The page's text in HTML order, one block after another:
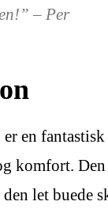
– Per
en
komfort.
let buede